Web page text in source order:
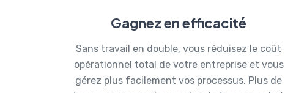
Gagnez en efficacité
Sans travail en double, vous réduisez le coût
opérationnel total de votre entreprise et vous
gérez plus facilement vos processus. Plus de